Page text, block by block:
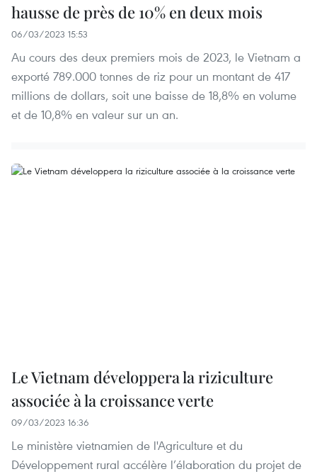
hausse de près de 10% en deux mois
06/03/2023 15:53
Au cours des deux premiers mois de 2023, le Vietnam a
exporté 789.000 tonnes de riz pour un montant de 417
millions de dollars, soit une baisse de 18,8% en volume
et de 10,8% en valeur sur un an.
Le Vietnam développera la riziculture
associée à la croissance verte
09/03/2023 16:36
Le ministère vietnamien de l'Agriculture et du
Développement rural accélère l’élaboration du projet de